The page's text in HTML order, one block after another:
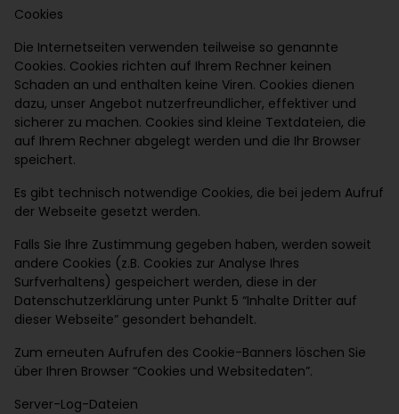
Cookies
Die Internetseiten verwenden teilweise so genannte
Cookies. Cookies richten auf Ihrem Rechner keinen
Schaden an und enthalten keine Viren. Cookies dienen
dazu, unser Angebot nutzerfreundlicher, effektiver und
sicherer zu machen. Cookies sind kleine Textdateien, die
auf Ihrem Rechner abgelegt werden und die Ihr Browser
speichert.
Es gibt technisch notwendige Cookies, die bei jedem Aufruf
der Webseite gesetzt werden.
Falls Sie Ihre Zustimmung gegeben haben, werden soweit
andere Cookies (z.B. Cookies zur Analyse Ihres
Surfverhaltens) gespeichert werden, diese in der
Datenschutzerklärung unter Punkt 5 “Inhalte Dritter auf
dieser Webseite” gesondert behandelt.
Zum erneuten Aufrufen des Cookie-Banners löschen Sie
über Ihren Browser “Cookies und Websitedaten”.
Server-Log-Dateien